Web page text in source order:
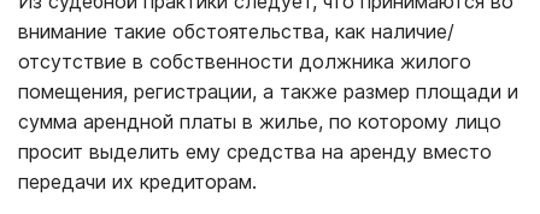
внимание такие обстоятельства, как наличие/
отсутствие в собственности должника жилого
помещения, регистрации, а также размер площади и
сумма арендной платы в жилье, по которому лицо
просит выделить ему средства на аренду вместо
передачи их кредиторам.